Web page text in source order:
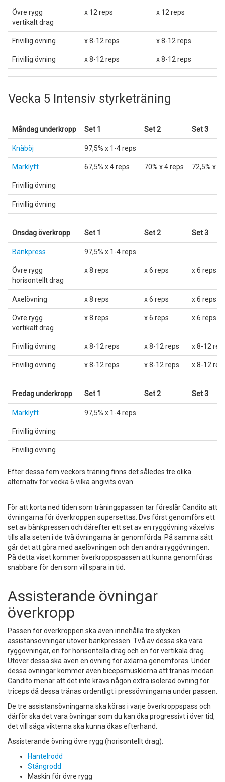
Övre rygg
vertikalt drag
x 12 reps x 12 reps
Frivillig övning x 8-12 reps x 8-12 reps
Frivillig övning x 8-12 reps x 8-12 reps
Vecka 5 Intensiv styrketräning
Måndag underkropp Set 1 Set 2 Set 3
Knäböj 97,5% x 1-4 reps
Marklyft 67,5% x 4 reps 70% x 4 reps 72,5% x 2
Frivillig övning
Frivillig övning
Onsdag överkropp Set 1 Set 2 Set 3
Bänkpress 97,5% x 1-4 reps
Övre rygg
horisontellt drag
x 8 reps x 6 reps x 6 reps
Axelövning x 8 reps x 6 reps x 6 reps
Övre rygg
vertikalt drag
x 8 reps x 6 reps x 6 reps
Frivillig övning x 8-12 reps x 8-12 reps x 8-12
Frivillig övning x 8-12 reps x 8-12 reps x 8-12
Fredag underkropp Set 1 Set 2 Set 3
Marklyft 97,5% x 1-4 reps
Frivillig övning
Frivillig övning
Efter dessa fem veckors träning finns det således tre olika
alternativ för vecka 6 vilka angivits ovan.
För att korta ned tiden som träningspassen tar föreslår Candito att
övningarna för överkroppen supersettas. Dvs först genomförs ett
set av bänkpressen och därefter ett set av en ryggövning växelvis
tills alla seten i de två övningarna är genomförda. På samma sätt
går det att göra med axelövningen och den andra ryggövningen.
På detta viset kommer överkroppspassen att kunna genomföras
snabbare för den som vill spara in tid.
Assisterande övningar
överkropp
Passen för överkroppen ska även innehålla tre stycken
assistansövningar utöver bänkpressen. Två av dessa ska vara
ryggövningar, en för horisontella drag och en för vertikala drag.
Utöver dessa ska även en övning för axlarna genomföras. Under
dessa övningar kommer även bicepsmusklerna att tränas medan
Candito menar att det inte krävs någon extra isolerad övning för
triceps då dessa tränas ordentligt i pressövningarna under passen.
De tre assistansövningarna ska köras i varje överkroppspass och
därför ska det vara övningar som du kan öka progressivt i över tid,
det vill säga vikterna ska kunna ökas efterhand.
Assisterande övning övre rygg (horisontellt drag):
Hantelrodd
Stångrodd
Maskin för övre rygg